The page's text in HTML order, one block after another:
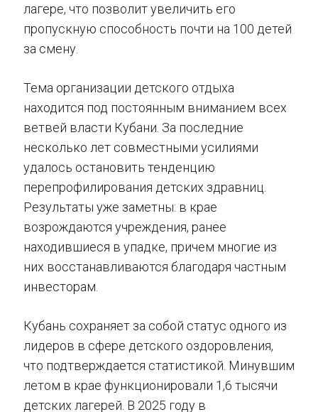
лагере, что позволит увеличить его
пропускную способность почти на 100 детей
за смену.
Тема организации детского отдыха
находится под постоянным вниманием всех
ветвей власти Кубани. За последние
несколько лет совместными усилиями
удалось остановить тенденцию
перепрофилирования детских здравниц.
Результаты уже заметны: в крае
возрождаются учреждения, ранее
находившиеся в упадке, причем многие из
них восстанавливаются благодаря частным
инвесторам.
Кубань сохраняет за собой статус одного из
лидеров в сфере детского оздоровления,
что подтверждается статистикой. Минувшим
летом в крае функционировали 1,6 тысячи
детских лагерей. В 2025 году в